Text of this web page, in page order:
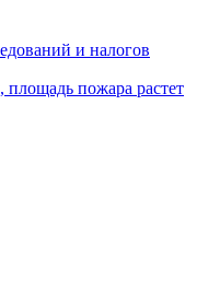
и налогов
площадь пожара растет